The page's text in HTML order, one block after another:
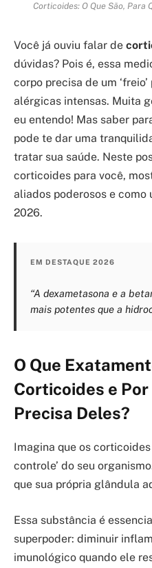
Corticoides: O Que São, Para
Você já ouviu falar de
dúvidas? Pois é, essa
corpo precisa de um
alérgicas intensas. Muita
eu entendo! Mas saber
pode te dar uma
tratar sua saúde. Neste
corticoides para você,
aliados poderosos e como
2026.
EM DESTAQUE 2026
“A dexametasona e a
mais potentes que a
O Que
Corticoides e Por
Precisa Deles?
Imagina que os
controle’ do seu
que sua própria glândula
Essa substância é
superpoder: diminuir
imunológico quando ele